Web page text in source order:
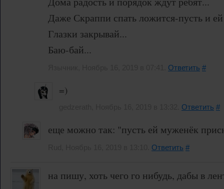
Даже Скраппи спать ложится-пусть и
Глазки закрывай...
Баю-бай...
Ответить #
=)
Ответить #
еще можно так: "пусть ей муженёк
Ответить #
на пишу, хоть чего го нибудь, дабы в